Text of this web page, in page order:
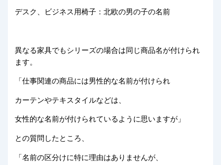
デスク、ビジネス用椅子：北欧の男の子の名前
異なる家具でもシリーズの場合は同じ商品名が付けられ
ます。
「仕事関連の商品には男性的な名前が付けられ
カーテンやテキスタイルなどは、
女性的な名前が付けられているように思いますが」
との質問したところ、
「名前の区分けに特に理由はありませんが、